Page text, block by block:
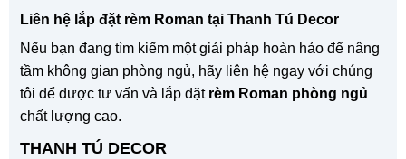
Liên hệ lắp đặt rèm Roman tại Thanh Tú Decor
Nếu bạn đang tìm kiếm một giải pháp hoàn hảo để nâng
tầm không gian phòng ngủ, hãy liên hệ ngay với chúng
tôi để được tư vấn và lắp đặt rèm Roman phòng ngủ
chất lượng cao.
THANH TÚ DECOR